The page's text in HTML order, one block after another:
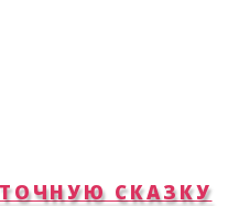
СКАЗКУ